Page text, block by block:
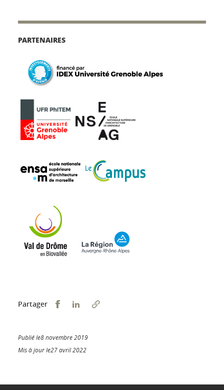
PARTENAIRES
Partager Partager sur Facebook
Partager sur LinkedIn
Publié le8 novembre 2019
Mis à jour le27 avril 2022